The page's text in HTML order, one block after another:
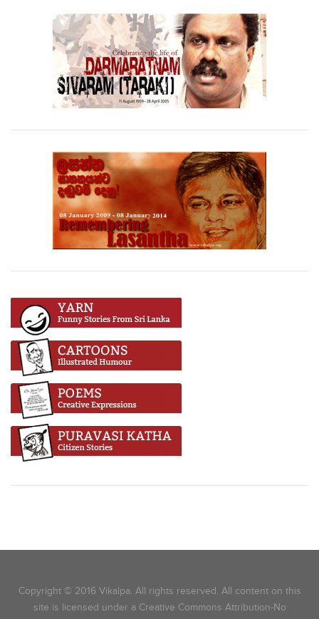
Copyright © 2016 Vikalpa. All rights reserved. All content on this
site is licensed under a Creative Commons Attribution-No